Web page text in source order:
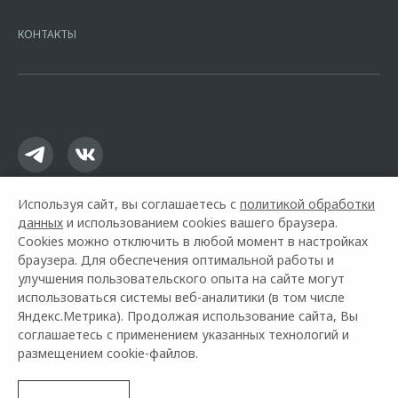
16.01.2015. Предложение ограничено и не является публичной
КОНТАКТЫ
Горячая линия OMODA: +7 (861) 213-81-84
© 2026 Квазар Краснодар
Используя сайт, вы соглашаетесь с политикой обработки
данных и использованием cookies вашего браузера.
Cookies можно отключить в любой момент в настройках
браузера. Для обеспечения оптимальной работы и
улучшения пользовательского опыта на сайте могут
использоваться системы веб-аналитики (в том числе
Яндекс.Метрика). Продолжая использование сайта, Вы
соглашаетесь с применением указанных технологий и
размещением cookie-файлов.